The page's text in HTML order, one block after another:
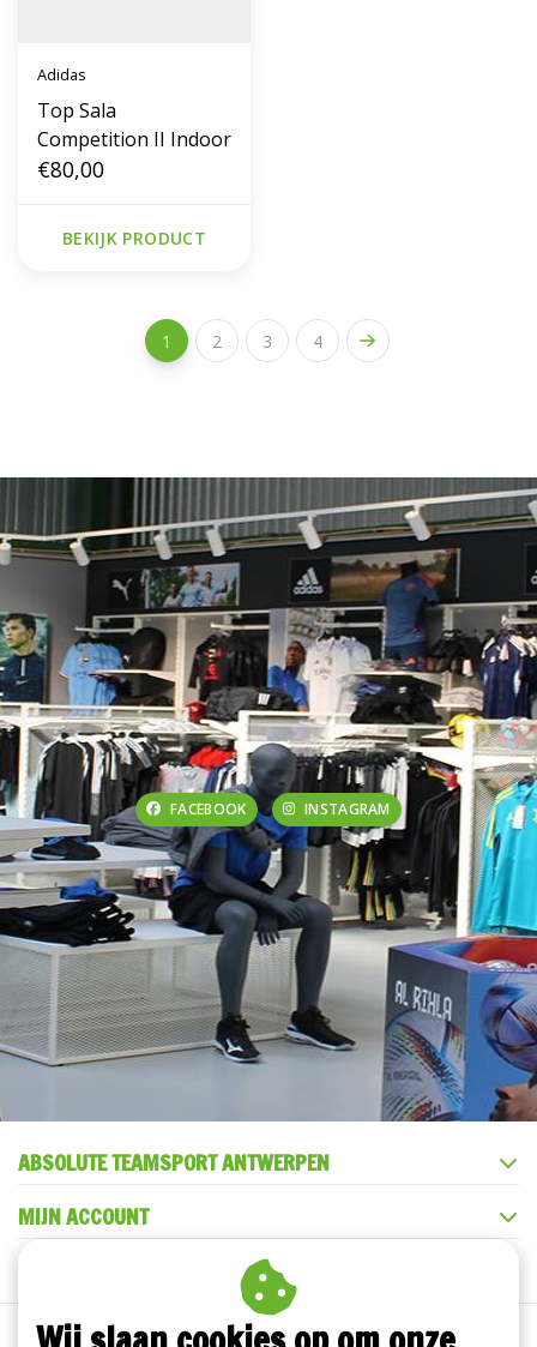
Adidas
Top Sala
Competition II Indoor
€80,00
BEKIJK PRODUCT
1 2 3 4
FACEBOOK INSTAGRAM
ABSOLUTE TEAMSPORT ANTWERPEN
MIJN ACCOUNT